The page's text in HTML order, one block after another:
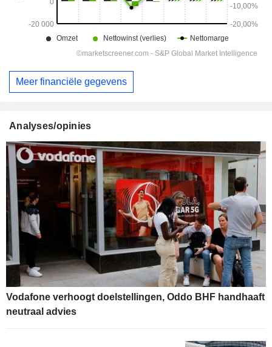
Meer financiële gegevens
Analyses/opinies
Vodafone verhoogt doelstellingen, Oddo BHF handhaaft
neutraal advies